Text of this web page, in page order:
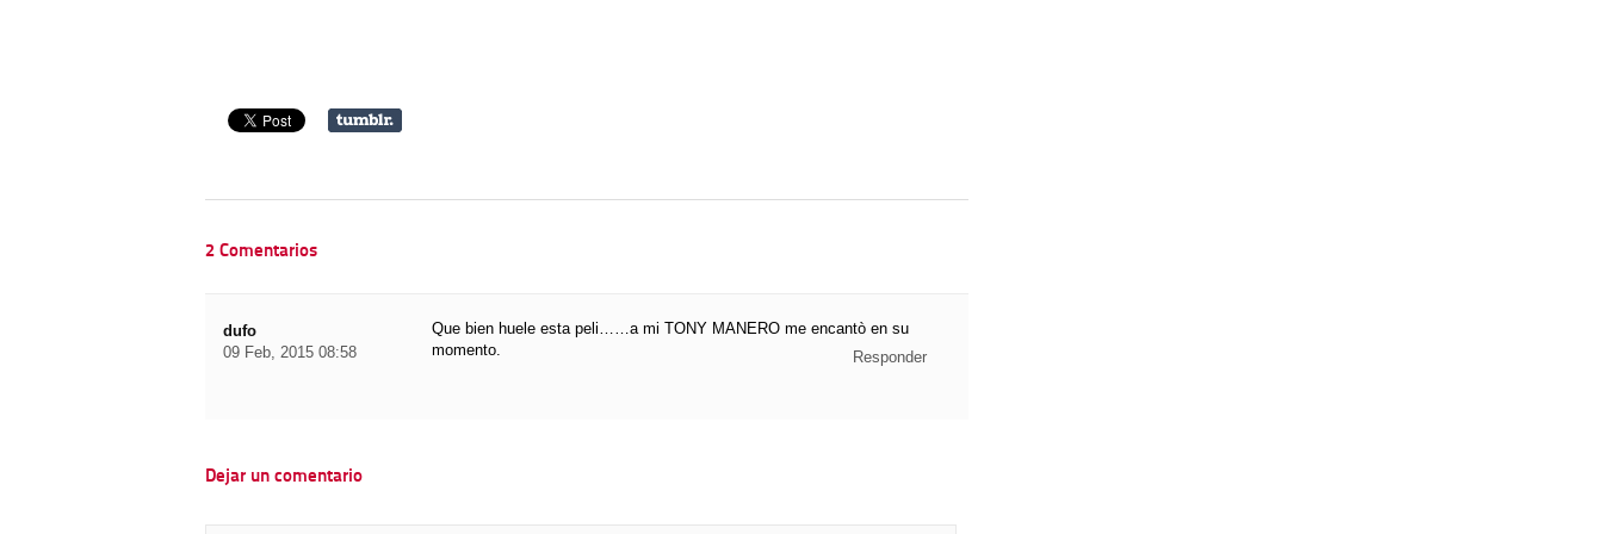
2 Comentarios
dufo
09 Feb, 2015 08:58
Que bien huele esta peli……a mi TONY MANERO me encantò en su
momento.
Responder
Dejar un comentario